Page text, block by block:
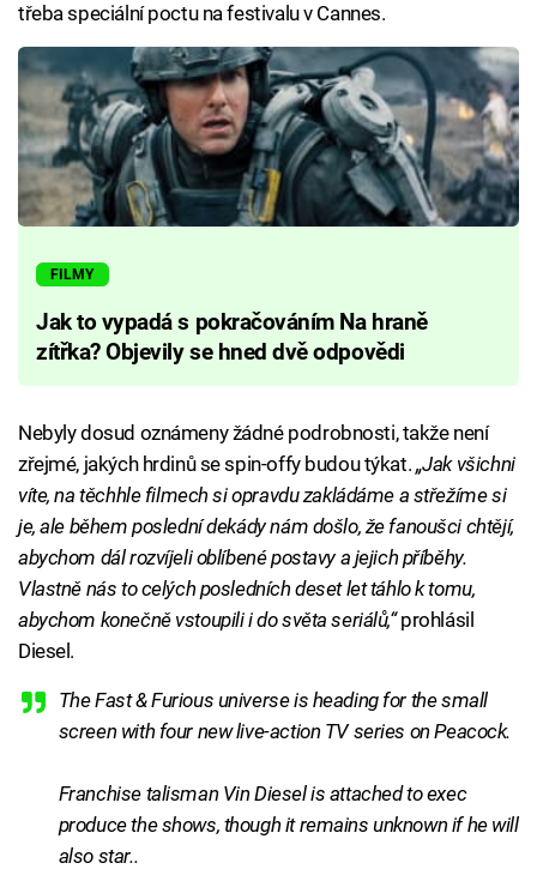
třeba speciální poctu na festivalu v Cannes.
FILMY
Jak to vypadá s pokračováním Na hraně
zítřka? Objevily se hned dvě odpovědi
Nebyly dosud oznámeny žádné podrobnosti, takže není
zřejmé, jakých hrdinů se spin-offy budou týkat. „Jak všichni
víte, na těchhle filmech si opravdu zakládáme a střežíme si
je, ale během poslední dekády nám došlo, že fanoušci chtějí,
abychom dál rozvíjeli oblíbené postavy a jejich příběhy.
Vlastně nás to celých posledních deset let táhlo k tomu,
abychom konečně vstoupili i do světa seriálů,“prohlásil
Diesel.
The Fast & Furious universe is heading for the small
screen with four new live-action TV series on Peacock.
Franchise talisman Vin Diesel is attached to exec
produce the shows, though it remains unknown if he will
also star..